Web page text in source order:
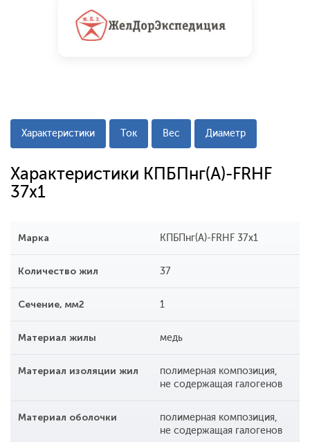
Характеристики Ток Вес Диаметр
Характеристики КПБПнг(A)-FRHF
37х1
Марка КПБПнг(A)-FRHF 37х1
Количество жил 37
Сечение, мм2 1
Материал жилы медь
Материал изоляции жил
полимерная композиция,
не содержащая галогенов
Материал оболочки
полимерная композиция,
не содержащая галогенов